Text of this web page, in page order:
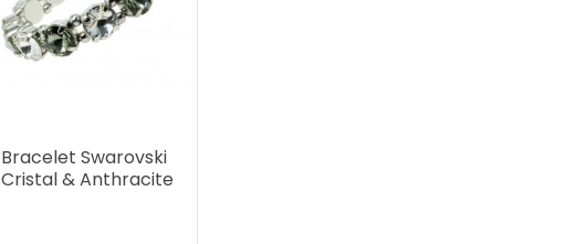
Bracelet Swarovski
Cristal & Anthracite